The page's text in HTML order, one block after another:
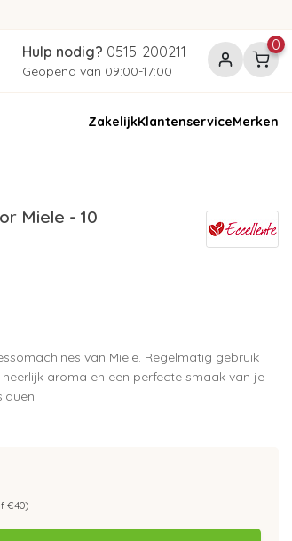
Hulp nodig? 0515-200211
Geopend van 09:00-17:00
0
ZakelijkKlantenserviceMerken
Miele - 10
van Miele. Regelmatig gebruik
aroma en een perfecte smaak van je
€40)